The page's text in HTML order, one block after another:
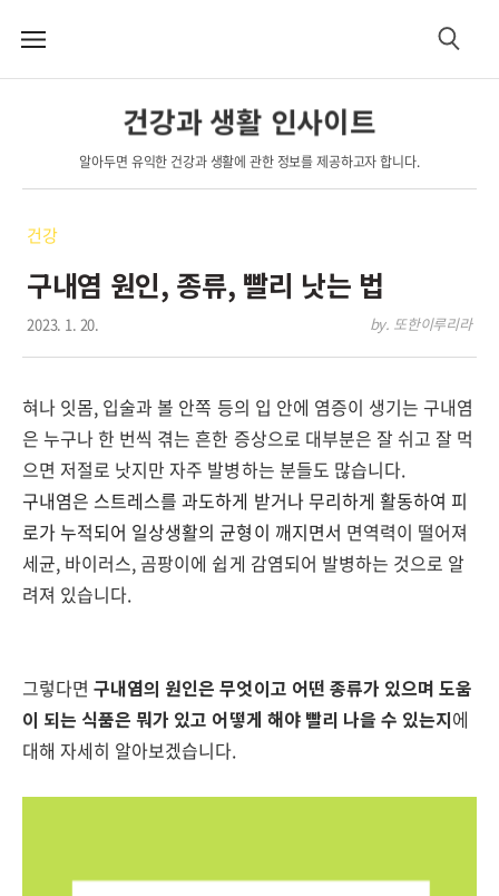
메
검
건강과 생활 인사이트
알아두면 유익한 건강과 생활에 관한 정보를 제공하고자 합니다.
건강
구내염 원인, 종류, 빨리 낫는 법
2023. 1. 20. by. 또한이루리라
혀나 잇몸, 입술과 볼 안쪽 등의 입 안에 염증이 생기는 구내염
은 누구나 한 번씩 겪는 흔한 증상으로 대부분은 잘 쉬고 잘 먹
으면 저절로 낫지만 자주 발병하는 분들도 많습니다.
구내염은 스트레스를 과도하게 받거나 무리하게 활동하여 피
로가 누적되어 일상생활의 균형이 깨지면서 면역력이 떨어져
세균, 바이러스, 곰팡이에 쉽게 감염되어 발병하는 것으로 알
려져 있습니다.
그렇다면구내염의 원인은 무엇이고 어떤 종류가 있으며 도움
이 되는 식품은 뭐가 있고 어떻게 해야 빨리 나을 수 있는지에
대해 자세히 알아보겠습니다.